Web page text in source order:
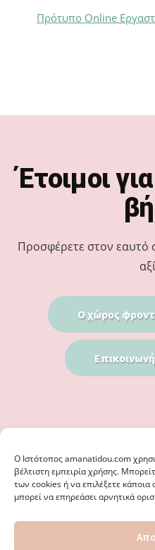
Ο Iστότοπος amanatidou.com
βέλτιστη εμπειρία χρήσης.
των cookies ή να επιλέξετε
μπορεί να επηρεάσει αρνητικά
Πρότυπο Online
Έτοιμοι
Προσφέρετε στον εαυτό
Ο χώρος
ΘΕΣΣΑΛΟΝΊΚΗ - ΕΙΔΙΚΌΣ